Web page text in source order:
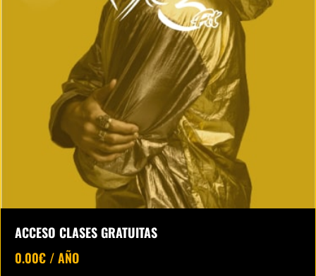
ACCESO CLASES GRATUITAS
0.00€ / AÑO